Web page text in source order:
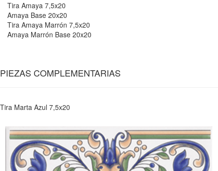
Tira Amaya 7,5x20
Amaya Base 20x20
Tira Amaya Marrón 7,5x20
Amaya Marrón Base 20x20
PIEZAS COMPLEMENTARIAS
Tira Marta Azul 7,5x20